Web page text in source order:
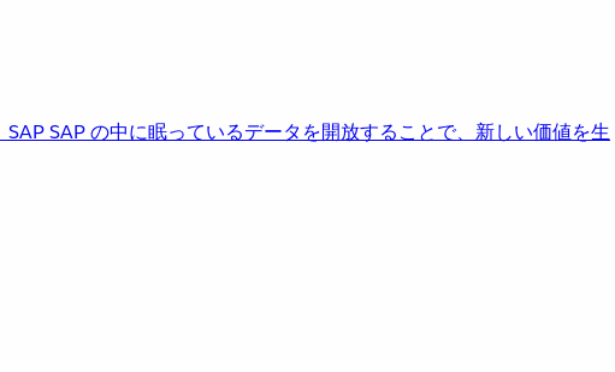
SAPSAP の中に眠っているデータを開放することで、新しい価値を生